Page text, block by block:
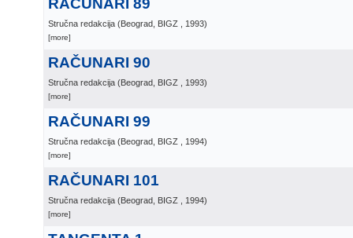
RAČUNARI 89
Stručna redakcija (Beograd, BIGZ , 1993)
[more]
RAČUNARI 90
Stručna redakcija (Beograd, BIGZ , 1993)
[more]
RAČUNARI 99
Stručna redakcija (Beograd, BIGZ , 1994)
[more]
RAČUNARI 101
Stručna redakcija (Beograd, BIGZ , 1994)
[more]